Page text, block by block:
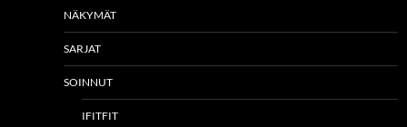
NÄKYMÄT
SARJAT
SOINNUT
IFITFIT